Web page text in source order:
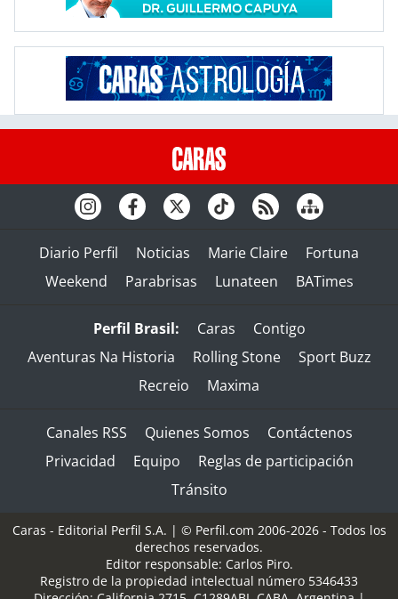
Diario Perfil Noticias Marie Claire
Fortuna
Weekend
Parabrisas Lunateen BATimes
Perfil Brasil: Caras
Contigo
Aventuras Na Historia
Rolling Stone
Sport Buzz
Recreio
Maxima
Canales RSS Quienes Somos
Contáctenos
Privacidad
Equipo
Reglas de participación
Tránsito
Caras - Editorial Perfil S.A. | © Perfil.com 2006-2026 - Todos los
derechos reservados.
Editor responsable: Carlos Piro.
Registro de la propiedad intelectual número 5346433